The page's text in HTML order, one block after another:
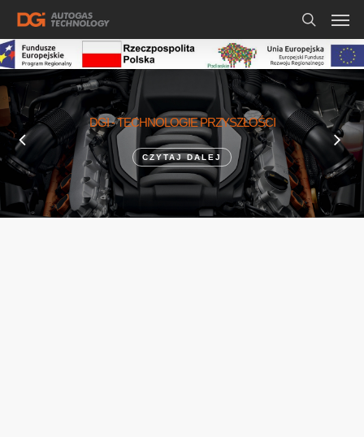
DGI - TECHNOLOGIE PRZYSZŁOŚCI
CZYTAJ DALEJ